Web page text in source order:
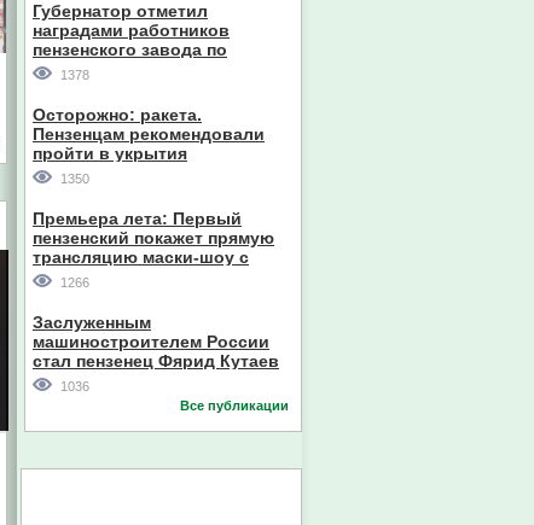
Губернатор отметил
наградами работников
пензенского завода по
производству станков
1378
Осторожно: ракета.
Пензенцам рекомендовали
пройти в укрытия
1350
Премьера лета: Первый
пензенский покажет прямую
трансляцию маски-шоу с
участием компании из Южной
1266
Заслуженным
машиностроителем России
стал пензенец Фярид Кутаев
1036
Все публикации